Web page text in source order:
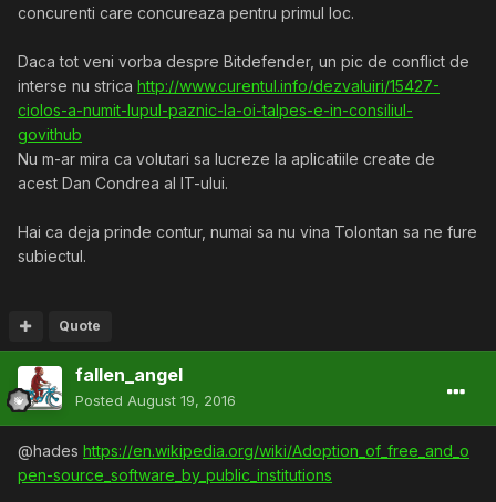
concurenti care concureaza pentru primul loc.
Daca tot veni vorba despre Bitdefender, un pic de conflict de
interse nu strica http://www.curentul.info/dezvaluiri/15427-
ciolos-a-numit-lupul-paznic-la-oi-talpes-e-in-consiliul-
govithub
Nu m-ar mira ca volutari sa lucreze la aplicatiile create de
acest Dan Condrea al IT-ului.
Hai ca deja prinde contur, numai sa nu vina Tolontan sa ne fure
subiectul.
Quote
fallen_angel
Posted August 19, 2016
@hades https://en.wikipedia.org/wiki/Adoption_of_free_and_o
pen-source_software_by_public_institutions